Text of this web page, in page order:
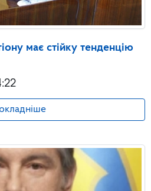
має стійку тенденцію